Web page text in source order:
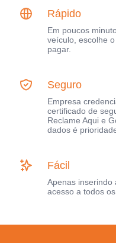
Rápido
Em poucos
veículo, escolhe
pagar.
Seguro
Empresa
certificado de
Reclame Aqui e
dados é
Fácil
Apenas inserindo
acesso a todos